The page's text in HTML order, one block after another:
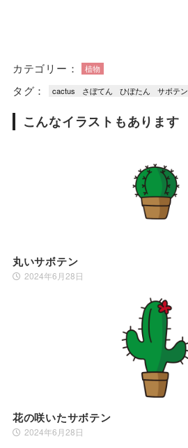
カテゴリー： 植物
タグ： cactus さぼてん ひぼたん サボテン
こんなイラストもあります
丸いサボテン
2024年6月28日
花の咲いたサボテン
2024年6月28日